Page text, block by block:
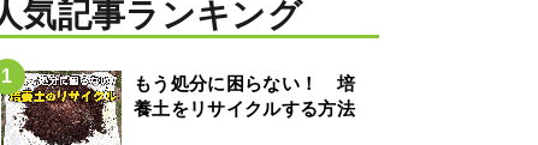
気記事ランキング
もう処分に困らない！ 培
養土をリサイクルする方法